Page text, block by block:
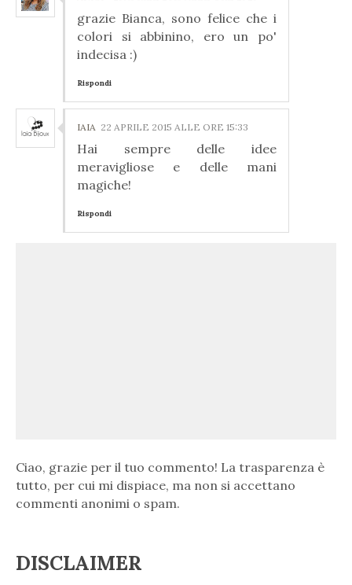
grazie Bianca, sono felice che i
colori si abbinino, ero un po'
indecisa :)
Rispondi
IAIA 22 APRILE 2015 ALLE ORE 15:33
Hai sempre delle idee
meravigliose e delle mani
magiche!
Rispondi
Ciao, grazie per il tuo commento! La trasparenza è
tutto, per cui mi dispiace, ma non si accettano
commenti anonimi o spam.
DISCLAIMER